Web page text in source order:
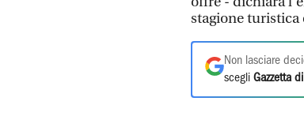
stagione turistica
Non lasciare
scegli Gazzetta